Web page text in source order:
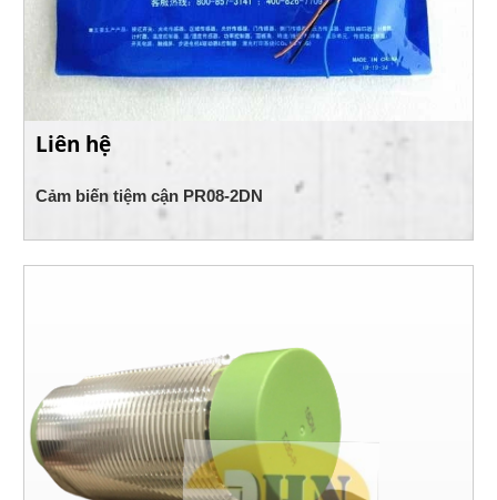
Liên hệ
Cảm biến tiệm cận PR08-2DN